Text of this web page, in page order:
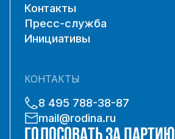
Контакты
Пресс-служба
Инициативы
КОНТАКТЫ
8 495 788-38-87
mail@rodina.ru